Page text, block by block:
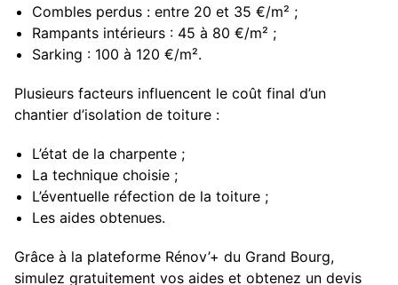
Combles perdus : entre 20 et 35 €/m² ;
Rampants intérieurs : 45 à 80 €/m² ;
Sarking : 100 à 120 €/m².
Plusieurs facteurs influencent le coût final d’un
chantier d’isolation de toiture :
L’état de la charpente ;
La technique choisie ;
L’éventuelle réfection de la toiture ;
Les aides obtenues.
Grâce à la plateforme Rénov’+ du Grand Bourg,
simulez gratuitement vos aides et obtenez un devis